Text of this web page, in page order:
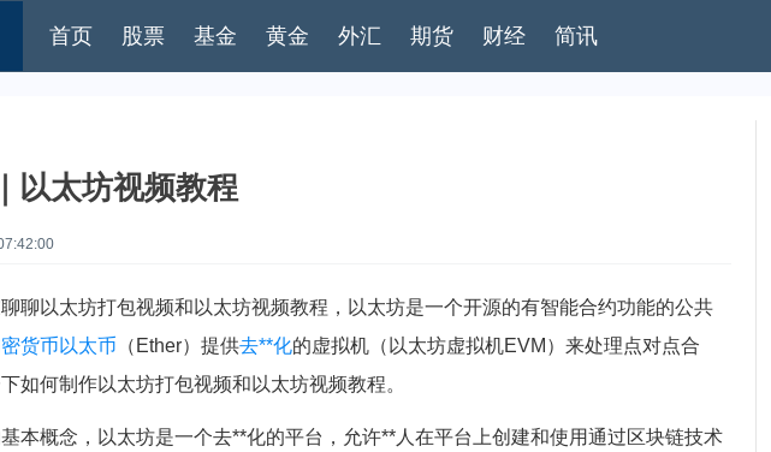
首页 股票 基金 黄金 外汇 期货 财经 简讯
以太坊视频教程
聊以太坊打包视频和以太坊视频教程，以太坊是一个开源的有智能合约功能的公共
货币 以太币 （Ether）提供去**化的虚拟机（以太坊虚拟机EVM）来处理点对点合
如何制作以太坊打包视频和以太坊视频教程。
本概念，以太坊是一个去**化的平台，允许**人在平台上创建和使用通过区块链技术